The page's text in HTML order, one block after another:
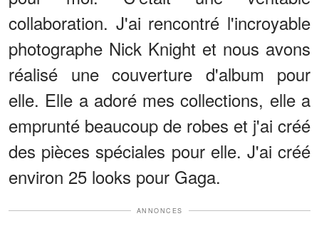
collaboration. J'ai rencontré l'incroyable
photographe Nick Knight et nous avons
réalisé une couverture d'album pour
elle. Elle a adoré mes collections, elle a
emprunté beaucoup de robes et j'ai créé
des pièces spéciales pour elle. J'ai créé
environ 25 looks pour Gaga.
ANNONCES